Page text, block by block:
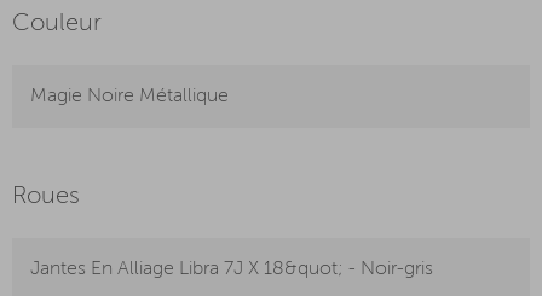
Couleur
Magie Noire Métallique
Roues
Jantes En Alliage Libra 7J X 18&quot; - Noir-gris